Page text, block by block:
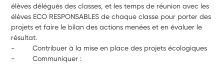
élèves délégués des classes, et les temps de réunion avec les
élèves ECO RESPONSABLES de chaque classe pour porter des
projets et faire le bilan des actions menées et en évaluer le
résultat.
-         Contribuer à la mise en place des projets écologiques
-         Communiquer :